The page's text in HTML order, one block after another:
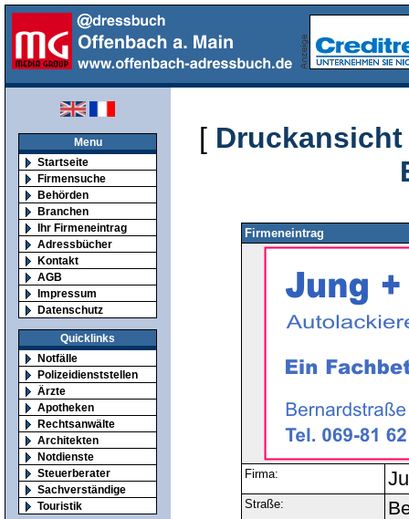
Menu
Startseite
Firmensuche
Behörden
Branchen
Ihr Firmeneintrag
Adressbücher
Kontakt
AGB
Impressum
Datenschutz
Quicklinks
Notfälle
Polizeidienststellen
Ärzte
Apotheken
Rechtsanwälte
Architekten
Notdienste
Steuerberater
Sachverständige
Touristik
[ Druckansicht
Firmeneintrag
Firma:
Straße: